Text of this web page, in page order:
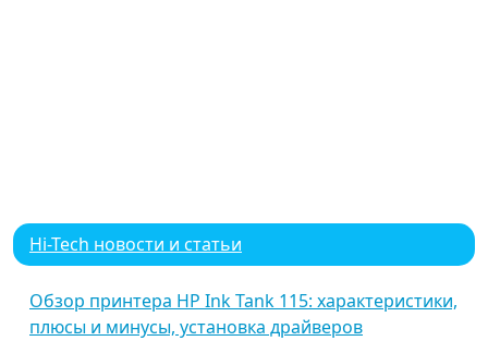
Hi-Tech новости и статьи
Обзор принтера HP Ink Tank 115: характеристики,
плюсы и минусы, установка драйверов